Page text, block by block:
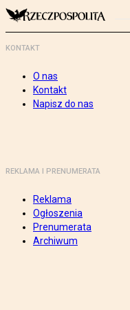
KONTAKT
O nas
Kontakt
Napisz do nas
REKLAMA I PRENUMERATA
Reklama
Ogłoszenia
Prenumerata
Archiwum